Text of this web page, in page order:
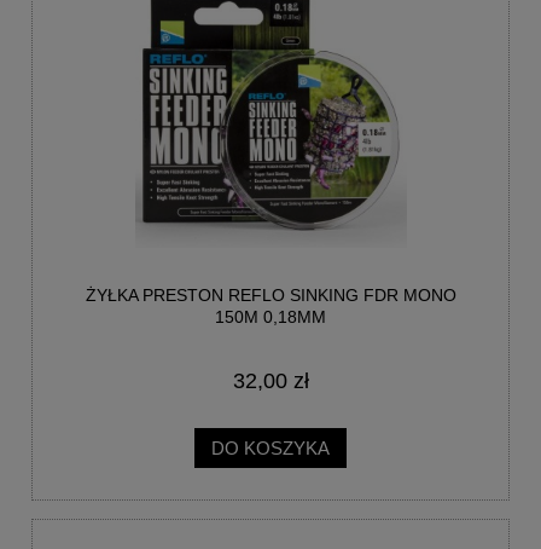
ŻYŁKA PRESTON REFLO SINKING FDR MONO
150M 0,18MM
32,00 zł
DO KOSZYKA